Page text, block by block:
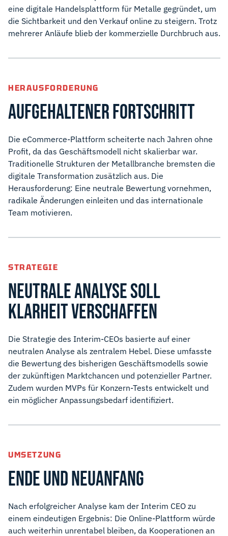
eine digitale Handelsplattform für Metalle gegründet, um
die Sichtbarkeit und den Verkauf online zu steigern. Trotz
mehrerer Anläufe blieb der kommerzielle Durchbruch aus.
HERAUSFORDERUNG
AUFGEHALTENER FORTSCHRITT
Die eCommerce-Plattform scheiterte nach Jahren ohne
Profit, da das Geschäftsmodell nicht skalierbar war.
Traditionelle Strukturen der Metallbranche bremsten die
digitale Transformation zusätzlich aus. Die
Herausforderung: Eine neutrale Bewertung vornehmen,
radikale Änderungen einleiten und das internationale
Team motivieren.
STRATEGIE
NEUTRALE ANALYSE SOLL
KLARHEIT VERSCHAFFEN
Die Strategie des Interim-CEOs basierte auf einer
neutralen Analyse als zentralem Hebel. Diese umfasste
die Bewertung des bisherigen Geschäftsmodells sowie
der zukünftigen Marktchancen und potenzieller Partner.
Zudem wurden MVPs für Konzern-Tests entwickelt und
ein möglicher Anpassungsbedarf identifiziert.
UMSETZUNG
ENDE UND NEUANFANG
Nach erfolgreicher Analyse kam der Interim CEO zu
einem eindeutigen Ergebnis: Die Online-Plattform würde
auch weiterhin unrentabel bleiben, da Kooperationen an